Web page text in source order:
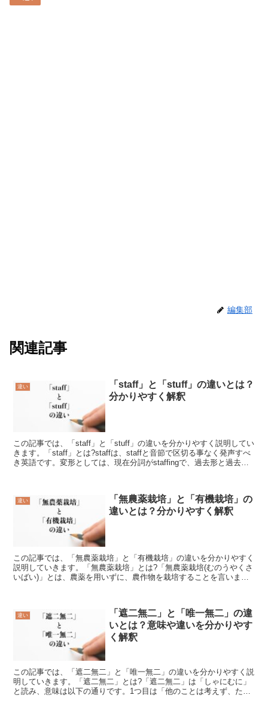
編集部
関連記事
違い
「staff」と「stuff」の違いとは？
分かりやすく解釈
この記事では、「staff」と「stuff」の違いを分かりやすく説明してい
きます。「staff」とは?staffは、staffと音節で区切る事なく発声すべ
き英語です。変形としては、現在分詞がstaffingで、過去形と過去分
違い
「無農薬栽培」と「有機栽培」の
違いとは？分かりやすく解釈
この記事では、「無農薬栽培」と「有機栽培」の違いを分かりやすく
説明していきます。「無農薬栽培」とは?「無農薬栽培(むのうやくさ
いばい)」とは、農薬を用いずに、農作物を栽培することを言いま
違い
「遮二無二」と「唯一無二」の違
いとは？意味や違いを分かりやす
く解釈
この記事では、「遮二無二」と「唯一無二」の違いを分かりやすく説
明していきます。「遮二無二」とは?「遮二無二」は「しゃにむに」
と読み、意味は以下の通りです。1つ目は「他のことは考えず、ただ